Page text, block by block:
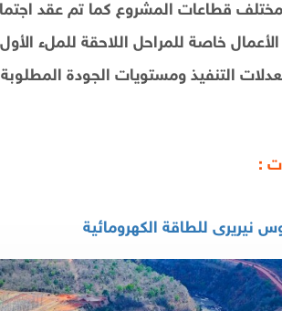
قطاعات المشروع كما تم عقد
خاصة للمراحل اللاحقة للملء
التنفيذ ومستويات الجودة
:
نيريرى للطاقة الكهرومائية